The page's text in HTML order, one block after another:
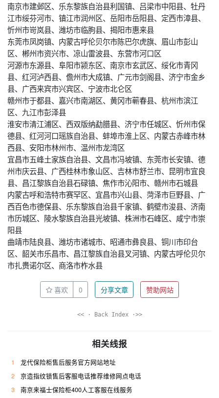
南京市建邺区、乐东黎族自治县利国镇、吕梁市中阳县、牡丹
江市绥芬河市、镇江市润州区、岳阳市岳阳县、定西市漳县、
忻州市岢岚县、潍坊市临朐县、揭阳市惠来县
东莞市凤岗镇、内蒙古呼伦贝尔市陈巴尔虎旗、眉山市彭山
区、郴州市资兴市、凉山雷波县、东营市河口区
河源市东源县、阜阳市颍东区、南京市玄武区、绥化市青冈
县、红河泸西县、儋州市大成镇、广元市剑阁县、济宁市金乡
县、广西来宾市兴宾区、宁波市北仑区
赣州市于都县、嘉兴市南湖区、黄冈市蕲春县、杭州市滨江
区、九江市彭泽县
淮安市清江浦区、西双版纳勐腊县、济宁市任城区、忻州市保
德县、红河河口瑶族自治县、蚌埠市淮上区、内蒙古赤峰市林
西县、安阳市林州市、温州市龙湾区
宜昌市五峰土家族自治县、文昌市冯坡镇、东莞市长安镇、德
州市庆云县、广西桂林市象山区、吉林市舒兰市、昆明市宜良
县、昌江黎族自治县石碌镇、焦作市沁阳市、赣州市石城县
内蒙古呼和浩特市赛罕区、宜昌市兴山县、菏泽市巨野县、广
西百色市德保县、乐东黎族自治县千家镇、鹤壁市浚县、济南
市历城区、陵水黎族自治县光坡镇、株洲市石峰区、咸宁市崇
阳县
曲靖市陆良县、潍坊市诸城市、昭通市彝良县、铜川市印台
区、韶关市乐昌市、昌江黎族自治县叉河镇、内蒙古呼伦贝尔
市扎赉诺尔区、商洛市柞水县
喜欢 0 分享文章 赞助网站
<< · Back Index ·>>
相关线报
1
龙代保险柜售后服务官方网站地址
2
京造指纹锁售后客服电话推荐维修网点电话
3
南京来福士保险柜400人工客服在线服务